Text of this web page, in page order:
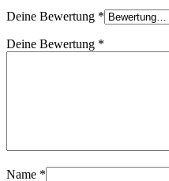
Deine Bewertung *
Deine Bewertung *
Name *